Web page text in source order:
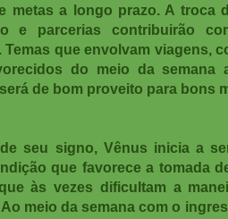
metas a longo prazo. A troca
e parcerias contribuirão
Temas que envolvam viagens,
do meio da semana
de bom proveito para bons
seu signo, Vênus inicia a
que favorece a tomada
às vezes dificultam a
meio da semana com o